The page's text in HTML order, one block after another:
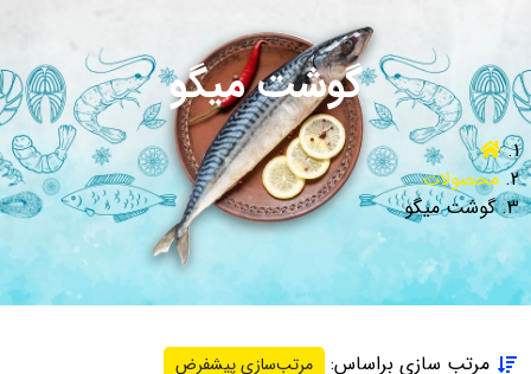
گوشت میگو
محصولات
گوشت میگو
مرتب سازی براساس:
مرتب‌سازی پیشفرض